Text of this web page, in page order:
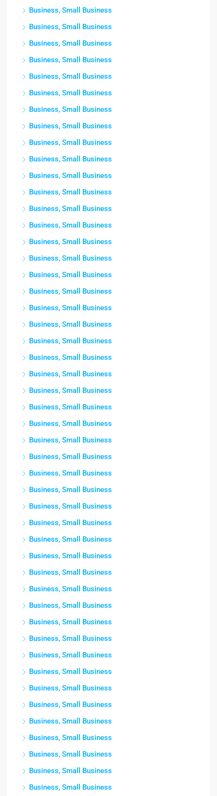
Business, Small Business
Business, Small Business
Business, Small Business
Business, Small Business
Business, Small Business
Business, Small Business
Business, Small Business
Business, Small Business
Business, Small Business
Business, Small Business
Business, Small Business
Business, Small Business
Business, Small Business
Business, Small Business
Business, Small Business
Business, Small Business
Business, Small Business
Business, Small Business
Business, Small Business
Business, Small Business
Business, Small Business
Business, Small Business
Business, Small Business
Business, Small Business
Business, Small Business
Business, Small Business
Business, Small Business
Business, Small Business
Business, Small Business
Business, Small Business
Business, Small Business
Business, Small Business
Business, Small Business
Business, Small Business
Business, Small Business
Business, Small Business
Business, Small Business
Business, Small Business
Business, Small Business
Business, Small Business
Business, Small Business
Business, Small Business
Business, Small Business
Business, Small Business
Business, Small Business
Business, Small Business
Business, Small Business
Business, Small Business